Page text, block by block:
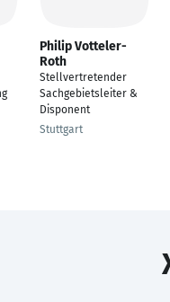
Philip Votteler-
Roth
Stellvertretender
Sachgebietsleiter &
Disponent
Stuttgart